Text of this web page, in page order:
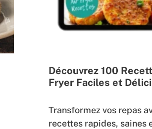
Découvrez 100
Fryer Faciles et
Transformez vos repas
recettes rapides, saines